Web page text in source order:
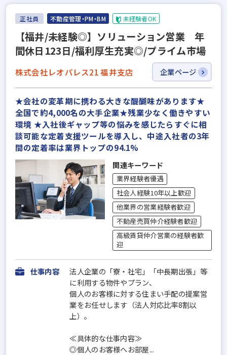
正社員 不動産管理・PM・BM 未経験者OK
【福井/未経験◎】ソリューション営業 年
間休日123日/福利厚生充実◎/プライム市場
株式会社レオパレス21 福井支店 企業ページ
★会社の変革期に携わる大きな醍醐味があります★
全国で約4,000名の大手企業★残業少なく働きやすい
環境 ★入社後ギャップ等の悩みを感じたらすぐに相
談可能な定着支援ツールを導入し、中途入社者の3年
間の定着率は業界トップの94.1%
関連キーワード
業界経験者優遇
社会人経験10年以上歓迎
他業界の営業経験者歓迎
不動産売買仲介経験者歓迎
高級賃貸仲介営業の経験者歓
迎
仕事内容
法人企業の「寮・社宅」「中長期出張」等
に利用する物件やプラン、
個人のお客様に対する住まい手配の提案営
業をお任せします（法人対応比率8割以
上）。
≪具体的な仕事内容≫
◎個人のお客様へお部屋...